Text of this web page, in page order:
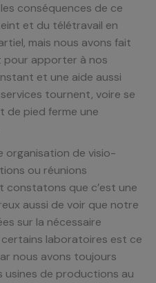
conséquences de ce
et du télétravail en
mais nous avons fait
apporter à nos
et une aide aussi
tournent, voire se
pied ferme une
organisation de visio-
ou réunions
constatons que c’est une
aussi de voir que notre
sur la nécessaire
laboratoires est ce
nous avons toujours
de productions au